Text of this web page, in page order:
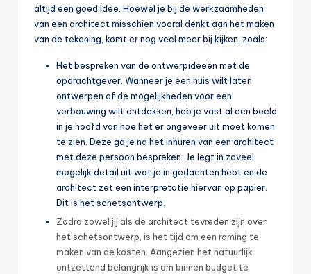
altijd een goed idee. Hoewel je bij de werkzaamheden
van een architect misschien vooral denkt aan het maken
van de tekening, komt er nog veel meer bij kijken, zoals:
Het bespreken van de ontwerpideeën met de
opdrachtgever. Wanneer je een huis wilt laten
ontwerpen of de mogelijkheden voor een
verbouwing wilt ontdekken, heb je vast al een beeld
in je hoofd van hoe het er ongeveer uit moet komen
te zien. Deze ga je na het inhuren van een architect
met deze persoon bespreken. Je legt in zoveel
mogelijk detail uit wat je in gedachten hebt en de
architect zet een interpretatie hiervan op papier.
Dit is het schetsontwerp.
Zodra zowel jij als de architect tevreden zijn over
het schetsontwerp, is het tijd om een raming te
maken van de kosten. Aangezien het natuurlijk
ontzettend belangrijk is om binnen budget te